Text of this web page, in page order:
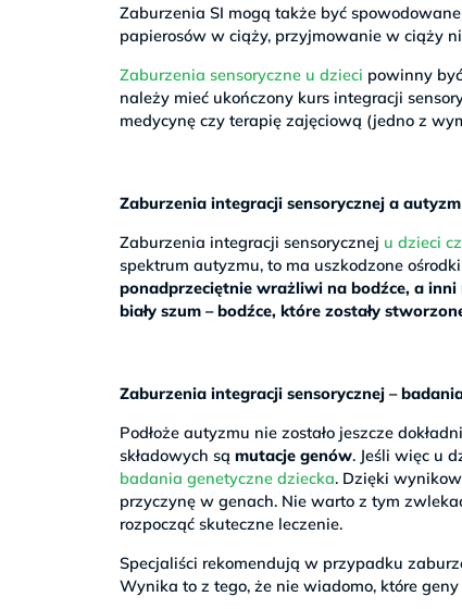
Zaburzenia SI mogą także być
papierosów w ciąży, przyjmowanie w ciąży
Zaburzenia sensoryczne u dzieci powinny
należy mieć ukończony kurs integracji
medycynę czy terapię zajęciową (jedno z
Zaburzenia integracji sensorycznej a autyzm
Zaburzenia integracji sensorycznej u dzieci
spektrum autyzmu, to ma uszkodzone
ponadprzeciętnie wrażliwi na bodźce, a
biały szum – bodźce, które zostały
Zaburzenia integracji sensorycznej –
Podłoże autyzmu nie zostało jeszcze
składowych są mutacje genów. Jeśli więc u
badania genetyczne dziecka. Dzięki
przyczynę w genach. Nie warto z tym
rozpocząć skuteczne leczenie.
Specjaliści rekomendują w przypadku
Wynika to z tego, że nie wiadomo, które